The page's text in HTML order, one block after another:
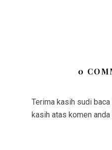
0
Terima kasih sudi
kasih atas komen anda